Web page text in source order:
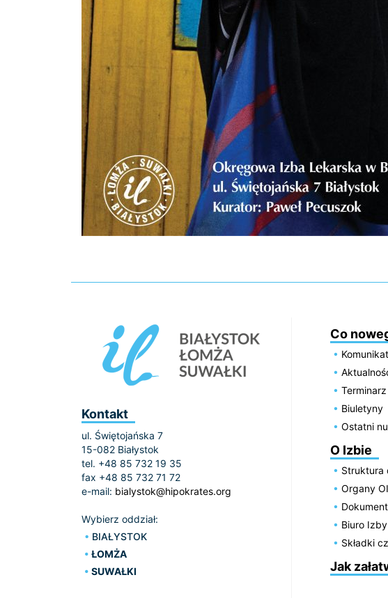
Kontakt
ul. Świętojańska 7
15-082 Białystok
tel. +48 85 732 19 35
fax +48 85 732 71 72
e-mail: bialystok@hipokrates.org
Wybierz oddział:
BIAŁYSTOK
ŁOMŻA
SUWAŁKI
Co
Terminarz
Biuletyny
Ostatni
O Izbie
Struktura
Organy
Biuro Izby
Składki
Jak